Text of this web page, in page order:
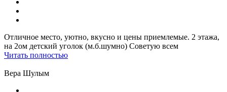
Отличное место, уютно, вкусно и цены приемлемые. 2 этажа,
на 2ом детский уголок (м.б.шумно) Советую всем
Читать полностью
Вера Шулым